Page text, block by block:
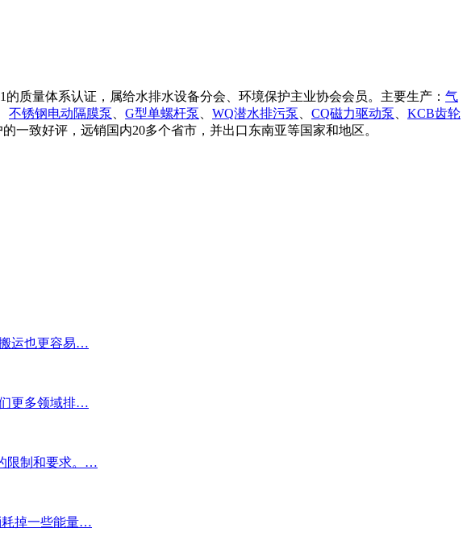
质量体系认证，属给水排水设备分会、环境保护主业协会会员。主要生产： 气
不锈钢电动隔膜泵 G型单螺杆泵 WQ潜水排污泵 CQ磁力驱动泵
KCB齿轮
一致好评，远销国内20多个省市，并出口东南亚等国家和地区。
运也更容易…
更多领域排…
限制和要求。…
耗掉一些能量…